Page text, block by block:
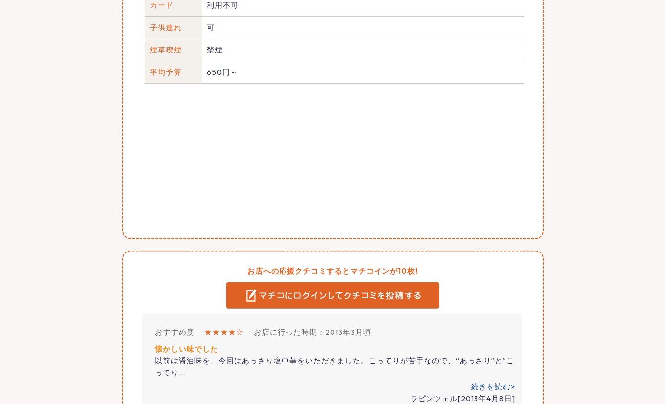
カード 利用不可
子供連れ 可
煙草喫煙 禁煙
平均予算 650円～
お店への応援クチコミするとマチコインが10枚!
おすすめ度 ★★★★☆
お店に行った時期：2013年3月頃
懐かしい味でした
以前は醤油味を、今回はあっさり塩中華をいただきました。こってりが苦手なので、“あっさり”と”こ
ってり …
続きを読む>
ラピンツェル[2013年4月8日]